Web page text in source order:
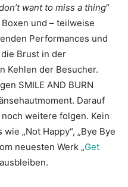
want to miss a thing“
und – teilweise
Performances und
Brust in der
Kehlen der Besucher.
SMILE AND BURN
Darauf
weitere folgen. Kein
„Not Happy“, „Bye Bye
neuesten Werk „Get